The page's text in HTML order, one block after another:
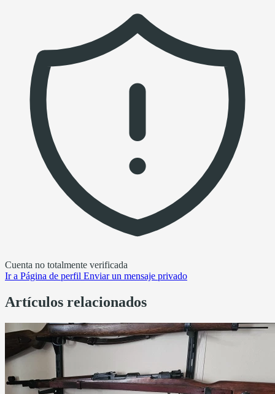
Cuenta no totalmente verificada
Ir a Página de perfil Enviar un mensaje privado
Artículos relacionados